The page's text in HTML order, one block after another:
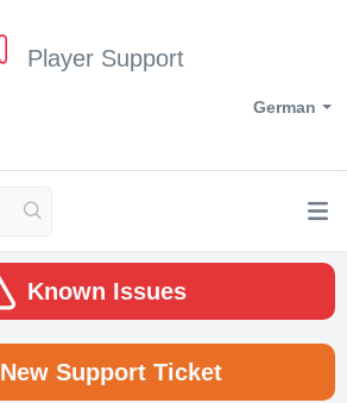
Player Support
German
Known Issues
New Support Ticket